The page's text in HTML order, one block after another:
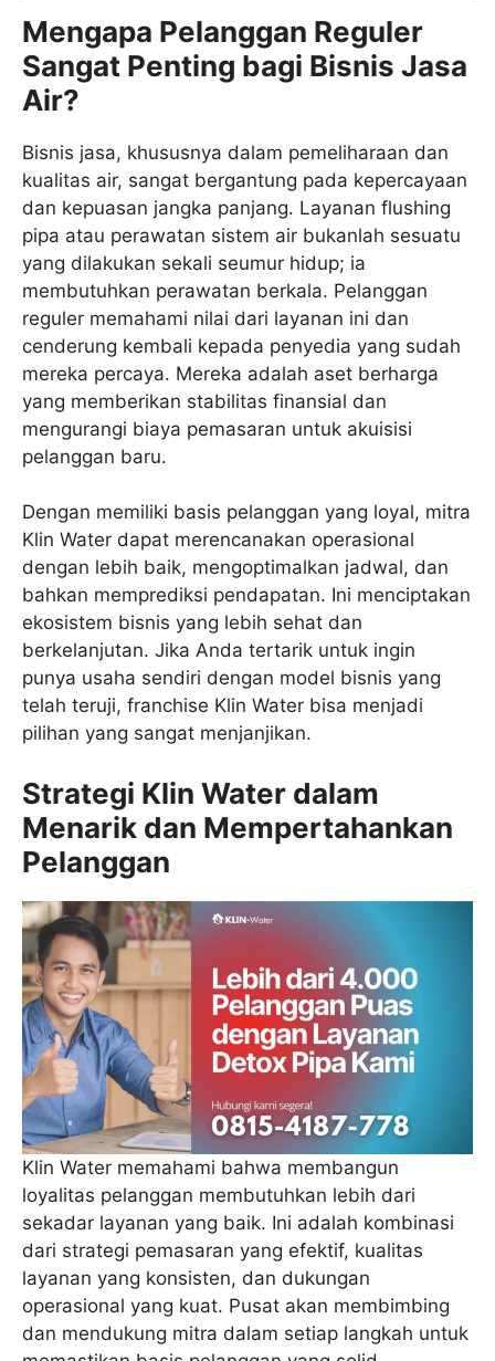
Mengapa Pelanggan Reguler
Sangat Penting bagi Bisnis Jasa
Air?
Bisnis jasa, khususnya dalam pemeliharaan dan
kualitas air, sangat bergantung pada kepercayaan
dan kepuasan jangka panjang. Layanan flushing
pipa atau perawatan sistem air bukanlah sesuatu
yang dilakukan sekali seumur hidup; ia
membutuhkan perawatan berkala. Pelanggan
reguler memahami nilai dari layanan ini dan
cenderung kembali kepada penyedia yang sudah
mereka percaya. Mereka adalah aset berharga
yang memberikan stabilitas finansial dan
mengurangi biaya pemasaran untuk akuisisi
pelanggan baru.
Dengan memiliki basis pelanggan yang loyal, mitra
Klin Water dapat merencanakan operasional
dengan lebih baik, mengoptimalkan jadwal, dan
bahkan memprediksi pendapatan. Ini menciptakan
ekosistem bisnis yang lebih sehat dan
berkelanjutan. Jika Anda tertarik untuk ingin
punya usaha sendiri dengan model bisnis yang
telah teruji, franchise Klin Water bisa menjadi
pilihan yang sangat menjanjikan.
Strategi Klin Water dalam
Menarik dan Mempertahankan
Pelanggan
Klin Water memahami bahwa membangun
loyalitas pelanggan membutuhkan lebih dari
sekadar layanan yang baik. Ini adalah kombinasi
dari strategi pemasaran yang efektif, kualitas
layanan yang konsisten, dan dukungan
operasional yang kuat. Pusat akan membimbing
dan mendukung mitra dalam setiap langkah untuk